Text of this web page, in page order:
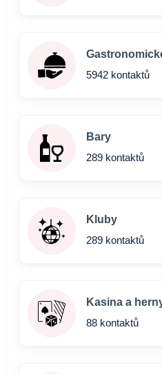
5942 kontaktů
Bary
289 kontaktů
Kluby
289 kontaktů
Kasina a
88 kontaktů